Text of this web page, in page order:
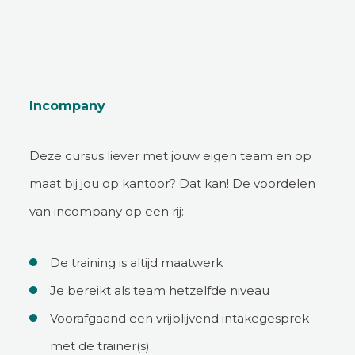
Incompany
Deze cursus liever met jouw eigen team en op
maat bij jou op kantoor? Dat kan! De voordelen
van incompany op een rij:
De training is altijd maatwerk
Je bereikt als team hetzelfde niveau
Voorafgaand een vrijblijvend intakegesprek
met de trainer(s)